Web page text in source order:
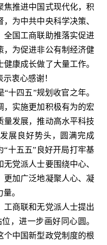
焦推进中国式现代化，积
为中共中央科学决策、
全国工商联助推落实促进
，为促进非公有制经济健
康成长做了大量工作。
衷心感谢！
四五”规划收官之年。
，实施更加积极有为的宏
量发展，推动高水平科技
展良好势头，圆满完成
“十五五”良好开局打牢基
党派人士要围绕中心、
更加广泛地凝聚人心、凝
。
商联和无党派人士提出
，进一步画好同心圆。
个中国新型政党制度的根